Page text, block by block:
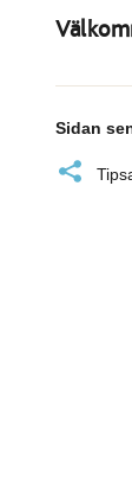
Sidan